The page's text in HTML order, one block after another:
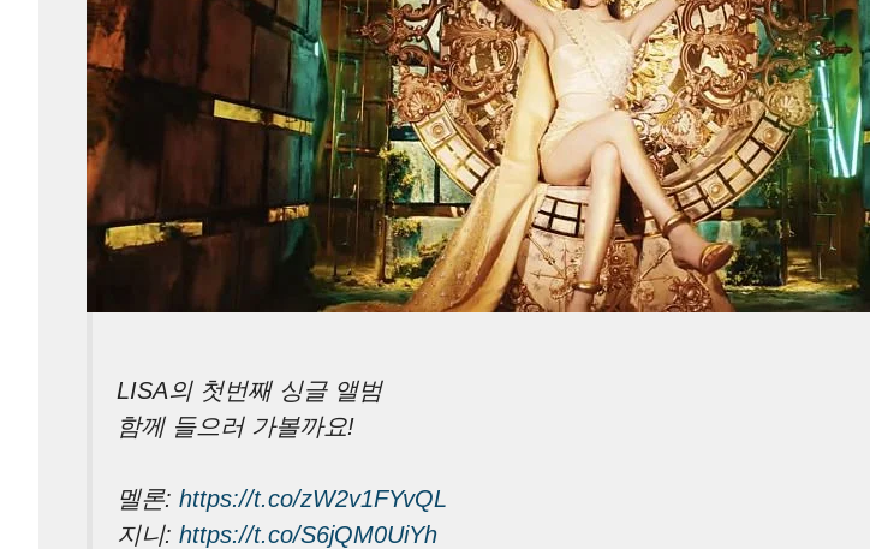
LISA의 첫번째 싱글 앨범
함께 들으러 가볼까요!
멜론: https://t.co/zW2v1FYvQL
지니: https://t.co/S6jQM0UiYh